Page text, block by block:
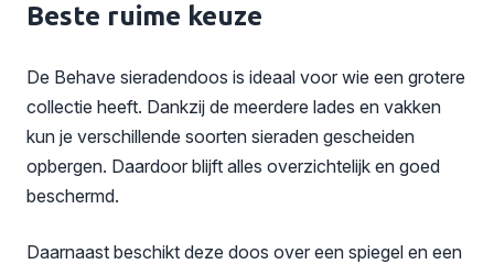
Beste ruime keuze
De Behave sieradendoos is ideaal voor wie een grotere
collectie heeft. Dankzij de meerdere lades en vakken
kun je verschillende soorten sieraden gescheiden
opbergen. Daardoor blijft alles overzichtelijk en goed
beschermd.
Daarnaast beschikt deze doos over een spiegel en een